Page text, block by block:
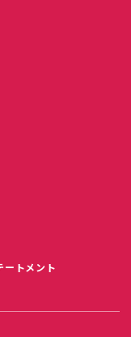
ートメント